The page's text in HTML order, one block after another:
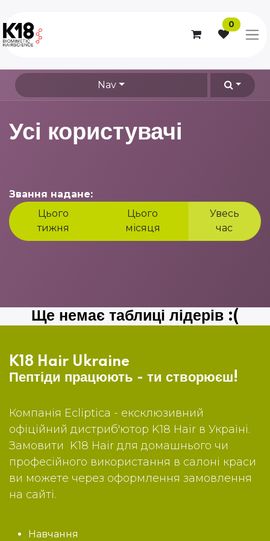
0
Nav
Усі користувачі
Звання надане:
Цього
тижня
Цього
місяця
Увесь
час
Ще немає таблиці лідерів :(
K18 Hair Ukraine
Пептіди працюють - ти створюєш!
Компанія Ecliptica - ексклюзивний
офіційний дистриб'ютор K18 Hair в Україні.
Замовити K18 Hair для домашнього чи
професійного використання в салоні краси
ви можете через оформлення замовлення
на сайті.
Навчання